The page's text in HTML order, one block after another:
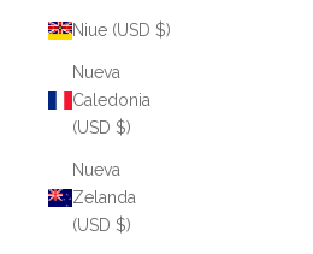
Niue (USD $)
Nueva
Caledonia
(USD $)
Nueva
Zelanda
(USD $)